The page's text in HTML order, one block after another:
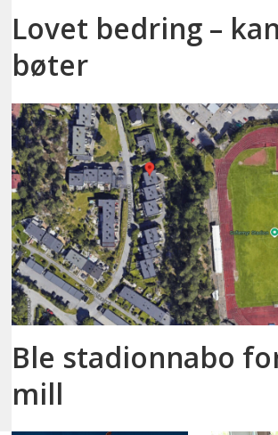
Lovet bedring –
bøter
Ble stadionnabo
mill